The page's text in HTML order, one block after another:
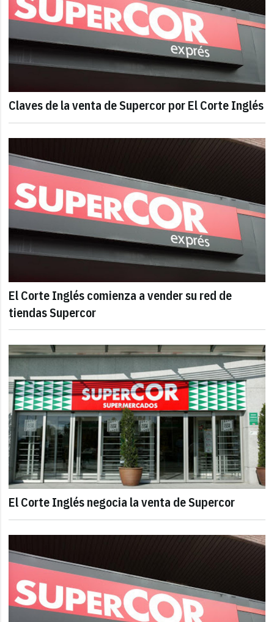
Claves de la venta de Supercor por El Corte Inglés
El Corte Inglés comienza a vender su red de
tiendas Supercor
El Corte Inglés negocia la venta de Supercor